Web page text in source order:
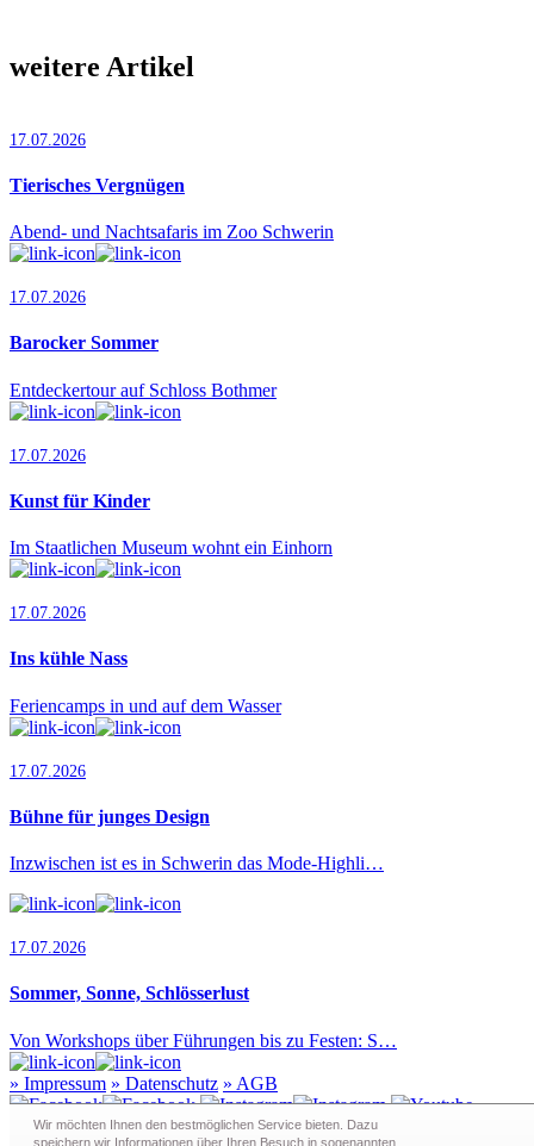
weitere Artikel
17.07.2026
Tierisches Vergnügen
Abend- und Nachtsafaris im Zoo Schwerin
17.07.2026
Barocker Sommer
Entdeckertour auf Schloss Bothmer
17.07.2026
Kunst für Kinder
Im Staatlichen Museum wohnt ein Einhorn
17.07.2026
Ins kühle Nass
Feriencamps in und auf dem Wasser
17.07.2026
Bühne für junges Design
Inzwischen ist es in Schwerin das Mode-Highli…
17.07.2026
Sommer, Sonne, Schlösserlust
Von Workshops über Führungen bis zu Festen: S…
» Impressum » Datenschutz » AGB
Wir möchten Ihnen den bestmöglichen Service bieten. Dazu
speichern wir Informationen über Ihren Besuch in sogenann­ten